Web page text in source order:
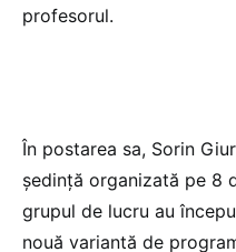
profesorul.
În postarea sa, Sorin
ședință organizată pe 8
grupul de lucru au
nouă variantă de